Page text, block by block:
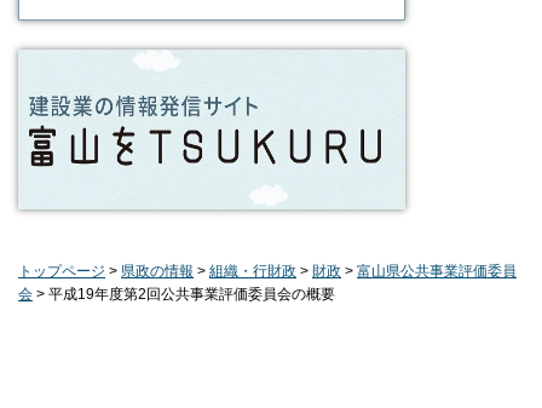
トップページ > 県政の情報 > 組織・行財政 > 財政 > 富山県公共事業評価委員
会 > 平成19年度第2回公共事業評価委員会の概要